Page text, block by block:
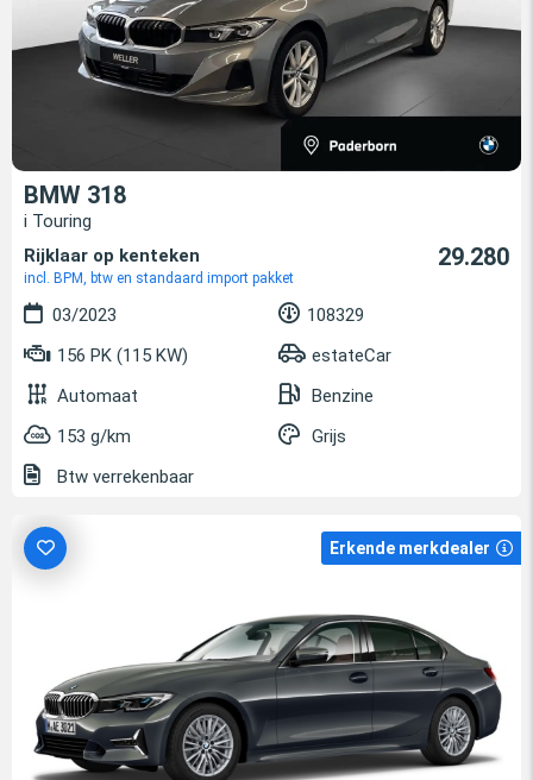
BMW 318
i Touring
Rijklaar op kenteken
incl. BPM, btw en standaard import pakket
29.280
03/2023
108329
156 PK (115 KW)
estateCar
Automaat
Benzine
153 g/km
Grijs
Btw verrekenbaar
Erkende merkdealer